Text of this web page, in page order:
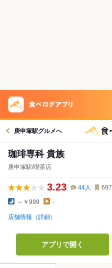
庚申塚駅グルメへ
珈琲専科 貴族
庚申塚駅/喫茶店
3.23 44人 697
～￥999 -
店舗情報（詳細）
アプリで開く